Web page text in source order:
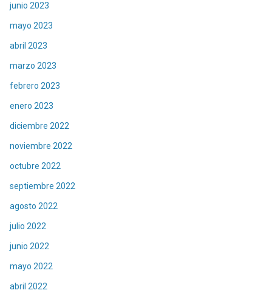
junio 2023
mayo 2023
abril 2023
marzo 2023
febrero 2023
enero 2023
diciembre 2022
noviembre 2022
octubre 2022
septiembre 2022
agosto 2022
julio 2022
junio 2022
mayo 2022
abril 2022